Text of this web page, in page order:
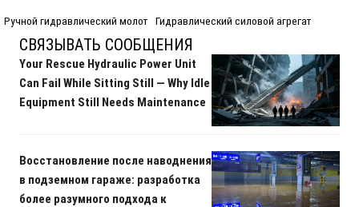
Ручной гидравлический молот Гидравлический силовой агрегат
СВЯЗЫВАТЬ СООБЩЕНИЯ
Your Rescue Hydraulic Power Unit
Can Fail While Sitting Still — Why Idle
Equipment Still Needs Maintenance
Восстановление после наводнения
в подземном гараже: разработка
более разумного подхода к